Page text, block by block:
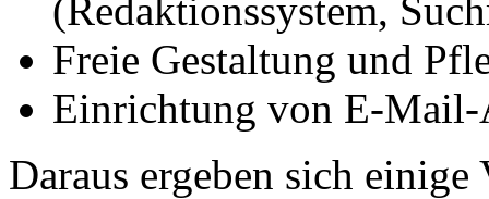
(Redaktionssystem,
Freie Gestaltung und
Einrichtung von E-Mail-
Daraus ergeben sich